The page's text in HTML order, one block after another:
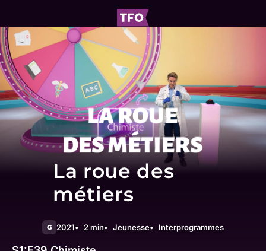
La roue des
métiers
G 2021 2 min Jeunesse Interprogrammes